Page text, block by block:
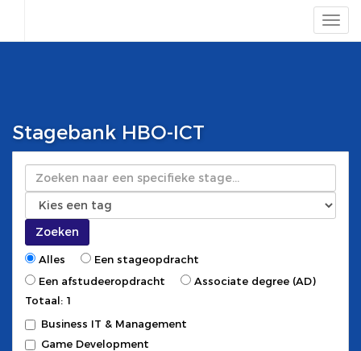
Stagebank HBO-ICT
Zoeken
Zoeken
Alles
Een stageopdracht
Een afstudeeropdracht
Associate degree (AD)
Totaal: 1
Business IT & Management
Game Development